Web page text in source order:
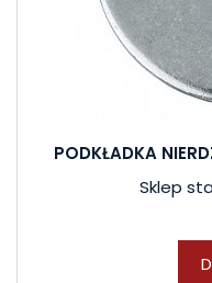
PODKŁADKA
Sklep